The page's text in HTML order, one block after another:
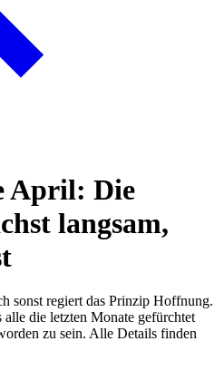
April: Die
langsam,
sonst regiert das Prinzip Hoffnung.
die letzten Monate gefürchtet
zu sein. Alle Details finden